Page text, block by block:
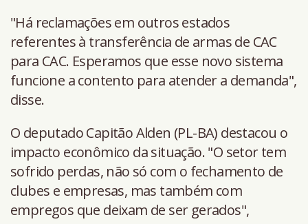
"Há reclamações em outros estados
referentes à transferência de armas de CAC
para CAC. Esperamos que esse novo sistema
funcione a contento para atender a demanda",
disse.
O deputado Capitão Alden (PL-BA) destacou o
impacto econômico da situação. "O setor tem
sofrido perdas, não só com o fechamento de
clubes e empresas, mas também com
empregos que deixam de ser gerados",